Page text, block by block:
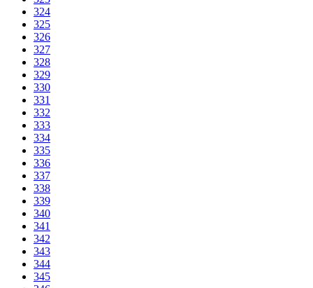
324
325
326
327
328
329
330
331
332
333
334
335
336
337
338
339
340
341
342
343
344
345